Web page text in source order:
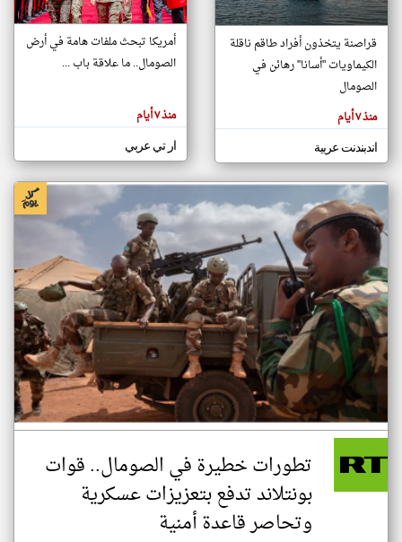
تغيير الدولة
اخبار الصومال على مدار الساعة
أهم اخبار الصومال العاجلة والمباشرة
المقالات
هنا عن
وجهة
كاتبيها.
قراصنة يتخذون أفراد طاقم ناقلة
الكيماويات "أسانا" رهائن في
الصومال
منذ ٧ أيام
اندبندنت عربية
أمريكا تبحث ملفات هامة في أرض
الصومال.. ما علاقة باب ...
منذ ٧ أيام
ار تي عربي
تطورات خطيرة في الصومال.. قوات
بونتلاند تدفع بتعزيزات عسكرية
وتحاصر قاعدة أمنية
klyoum.com